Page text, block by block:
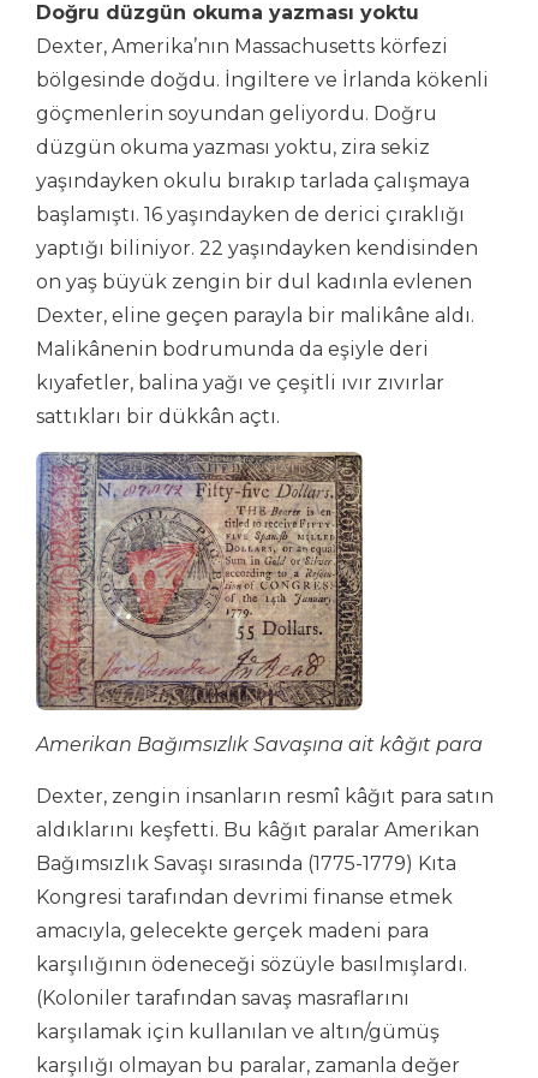
Doğru düzgün okuma yazması yoktu
Dexter, Amerika’nın Massachusetts körfezi
bölgesinde doğdu. İngiltere ve İrlanda kökenli
göçmenlerin soyundan geliyordu. Doğru
düzgün okuma yazması yoktu, zira sekiz
yaşındayken okulu bırakıp tarlada çalışmaya
başlamıştı. 16 yaşındayken de derici çıraklığı
yaptığı biliniyor. 22 yaşındayken kendisinden
on yaş büyük zengin bir dul kadınla evlenen
Dexter, eline geçen parayla bir malikâne aldı.
Malikânenin bodrumunda da eşiyle deri
kıyafetler, balina yağı ve çeşitli ıvır zıvırlar
sattıkları bir dükkân açtı.
Amerikan Bağımsızlık Savaşına ait kâğıt para
Dexter, zengin insanların resmî kâğıt para satın
aldıklarını keşfetti. Bu kâğıt paralar Amerikan
Bağımsızlık Savaşı sırasında (1775-1779) Kıta
Kongresi tarafından devrimi finanse etmek
amacıyla, gelecekte gerçek madeni para
karşılığının ödeneceği sözüyle basılmışlardı.
(Koloniler tarafından savaş masraflarını
karşılamak için kullanılan ve altın/gümüş
karşılığı olmayan bu paralar, zamanla değer